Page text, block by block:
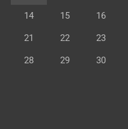
14 15 16
21 22 23
28 29 30